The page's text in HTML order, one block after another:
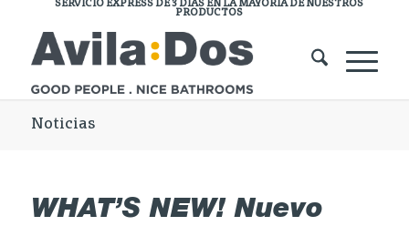
SERVICIO EXPRESS DE 3 DÍAS EN LA MAYORÍA DE NUESTROS
PRODUCTOS
Noticias
WHAT’S NEW! Nuevo